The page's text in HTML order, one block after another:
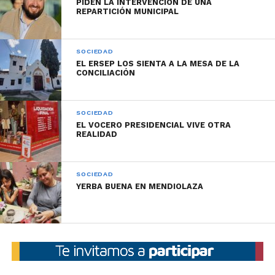
Sala de Reuniones de la Senaf: Maestro Lopéz 113
Edificio Eva Perón , Ex Complejo Pablo Pizzurno,
Córdoba.
PIDEN LA INTERVENCIÓN DE UNA
REPARTICIÓN MUNICIPAL
SOCIEDAD
EL ERSEP LOS SIENTA A LA MESA DE LA
CONCILIACIÓN
SOCIEDAD
EL VOCERO PRESIDENCIAL VIVE OTRA
REALIDAD
SOCIEDAD
YERBA BUENA EN MENDIOLAZA